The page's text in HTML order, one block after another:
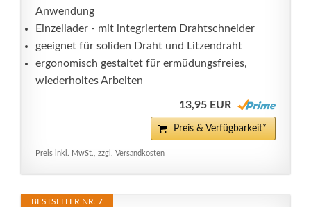
Anwendung
Einzellader - mit integriertem Drahtschneider
geeignet für soliden Draht und Litzendraht
ergonomisch gestaltet für ermüdungsfreies,
wiederholtes Arbeiten
13,95 EUR
Preis & Verfügbarkeit*
Preis inkl. MwSt., zzgl. Versandkosten
BESTSELLER NR. 7